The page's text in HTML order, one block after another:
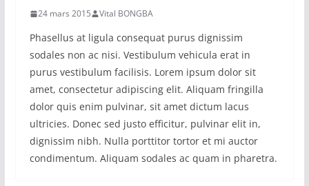
24 mars 2015 Vital BONGBA
Phasellus at ligula consequat purus dignissim
sodales non ac nisi. Vestibulum vehicula erat in
purus vestibulum facilisis. Lorem ipsum dolor sit
amet, consectetur adipiscing elit. Aliquam fringilla
dolor quis enim pulvinar, sit amet dictum lacus
ultricies. Donec sed justo efficitur, pulvinar elit in,
dignissim nibh. Nulla porttitor tortor et mi auctor
condimentum. Aliquam sodales ac quam in pharetra.